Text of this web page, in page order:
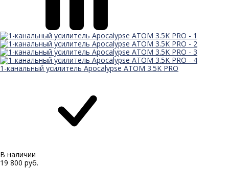
1-канальный усилитель Apocalypse ATOM 3.5K PRO
В наличии
19 800 руб.